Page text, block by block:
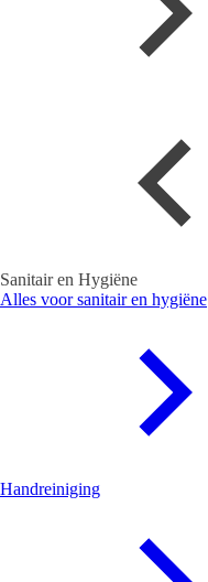
Sanitair en Hygiëne
Alles voor sanitair en hygiëne
Handreiniging